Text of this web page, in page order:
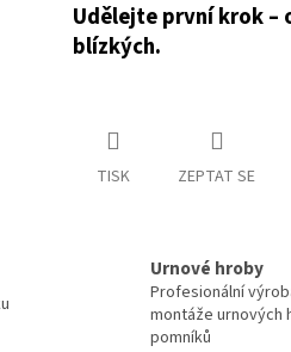
Udělejte první krok –
blízkých.
TISK ZEPTAT SE
Urnové hroby
Profesionální
montáže urnových
pomníků